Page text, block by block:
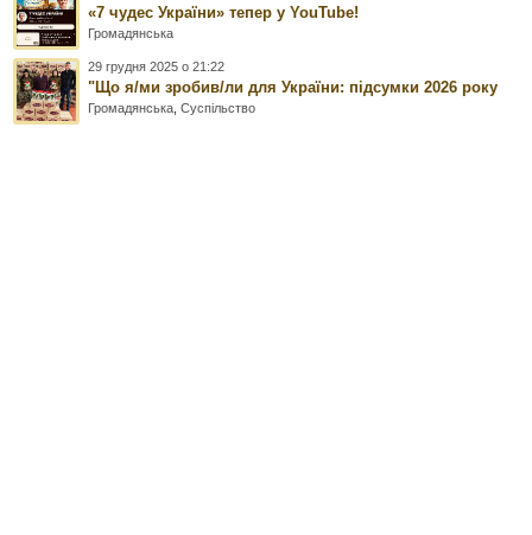
«7 чудес України» тепер у YouTube!
Громадянська
29 грудня 2025 о 21:22
"Що я/ми зробив/ли для України: підсумки 2026 року
Громадянська ,Суспільство